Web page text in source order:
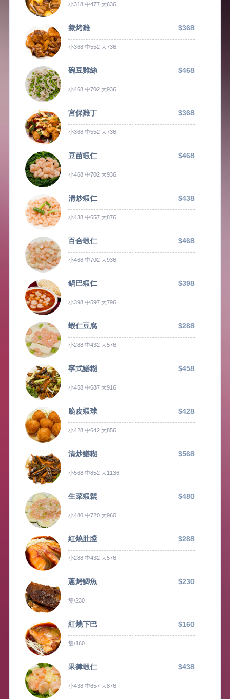
小318 中477 大636
鯗烤雞 $368
小368 中552 大736
碗豆雞絲 $468
小468 中702 大936
宮保雞丁 $368
小368 中552 大736
豆苗蝦仁 $468
小468 中702 大936
清炒蝦仁 $438
小438 中657 大876
百合蝦仁 $468
小468 中702 大936
鍋巴蝦仁 $398
小398 中597 大796
蝦仁豆腐 $288
小288 中432 大576
寧式鱔糊 $458
小458 中687 大916
脆皮蝦球 $428
小428 中642 大856
清炒鱔糊 $568
小568 中852 大1136
生菜蝦鬆 $480
小480 中720 大960
紅燒肚膛 $288
小288 中432 大576
蔥烤鯽魚 $230
隻/230
紅燒下巴 $160
隻/160
果律蝦仁 $438
小438 中657 大876